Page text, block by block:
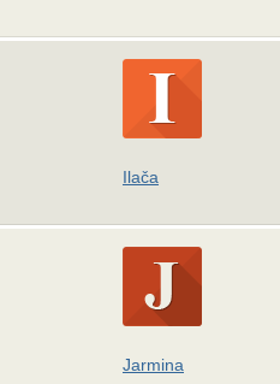
Ilača
Jarmina